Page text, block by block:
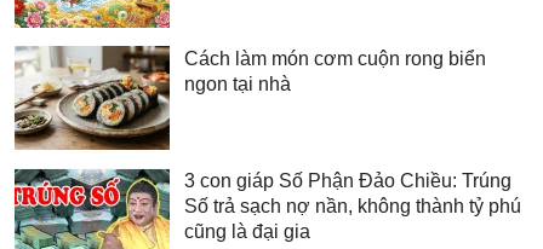
Cách làm món cơm cuộn rong biển
ngon tại nhà
3 con giáp Số Phận Đảo Chiều: Trúng
Số trả sạch nợ nần, không thành tỷ phú
cũng là đại gia